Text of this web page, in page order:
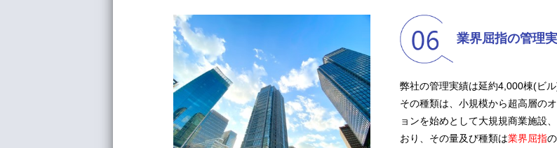
業界屈指の管理
弊社の管理実績は延約4,000棟(ビル
その種類は、小規模から超高層の
ョンを始めとして大規規商業施設
おり、その量及び種類は業界屈指